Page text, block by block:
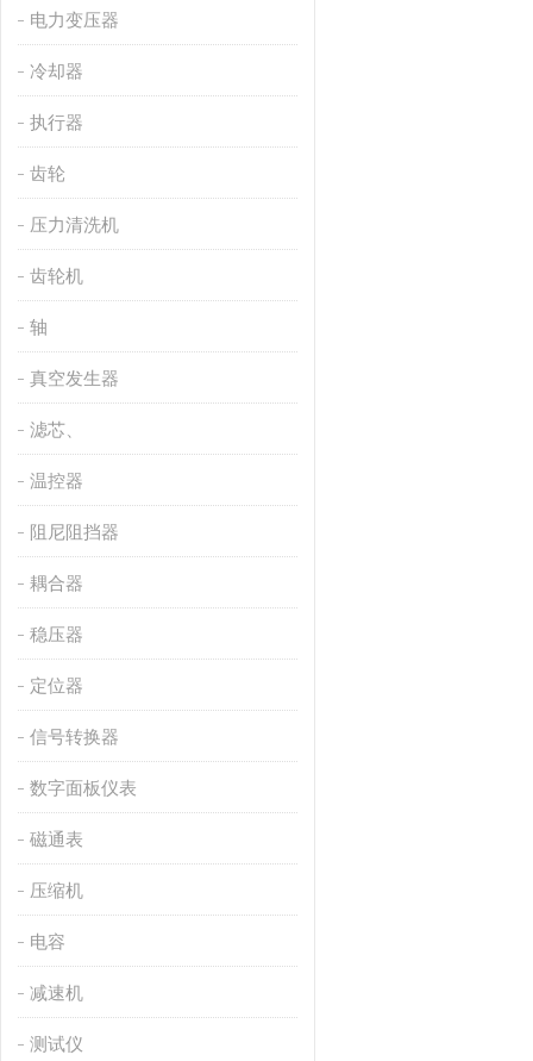
电力变压器
冷却器
执行器
齿轮
压力清洗机
齿轮机
轴
真空发生器
滤芯、
温控器
阻尼阻挡器
耦合器
稳压器
定位器
信号转换器
数字面板仪表
磁通表
压缩机
电容
减速机
测试仪